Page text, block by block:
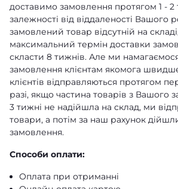
доставимо замовлення протягом 1 - 2
залежності від віддаленості Вашого
замовлений товар відсутній на
максимальний термін доставки
скласти 8 тижнів. Але ми
замовлення клієнтам якомога
клієнтів відправляються протягом
разі, якщо частина товарів з Вашого
3 тижні не надійшла на склад, ми
товари, а потім за наш рахунок
замовлення.
Способи оплати:
Оплата при отриманні